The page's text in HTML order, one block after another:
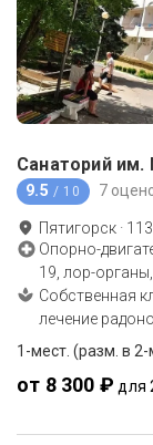
Санаторий
9.5 / 10 7
Пятигорск ·
Опорно-
19, лор-
Собственная
лечение
1-мест. (разм. в 2-
от 8 300 ₽ для